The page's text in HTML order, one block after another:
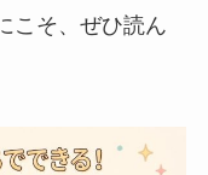
こそ、ぜひ読ん